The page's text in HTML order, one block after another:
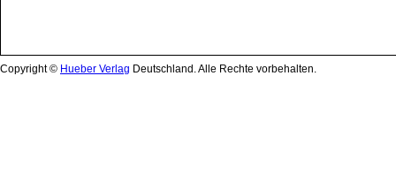
Copyright © Hueber Verlag Deutschland. Alle Rechte vorbehalten.